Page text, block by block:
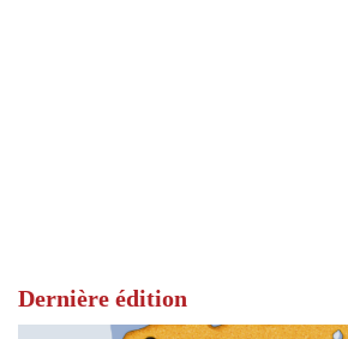
Dernière édition